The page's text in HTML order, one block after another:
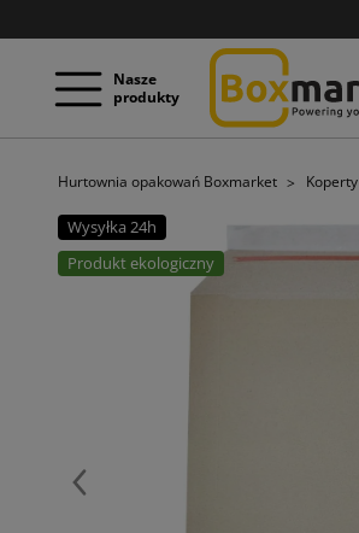
Nasze
produkty
Hurtownia opakowań Boxmarket Koperty
Wysyłka 24h
Produkt ekologiczny
Poprzedni